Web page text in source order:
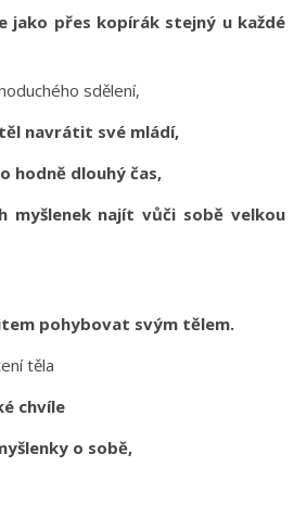
jako přes kopírák stejný u každé
sdělení,
navrátit své mládí,
hodně dlouhý čas,
myšlenek najít vůči sobě velkou
pohybovat svým tělem.
těla
chvíle
o sobě,